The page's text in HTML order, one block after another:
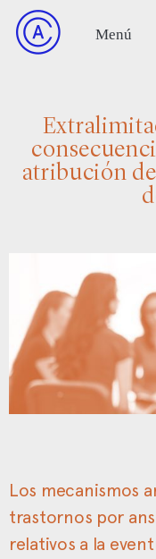
atribución
Los mecanismos
trastornos por
relativos a la